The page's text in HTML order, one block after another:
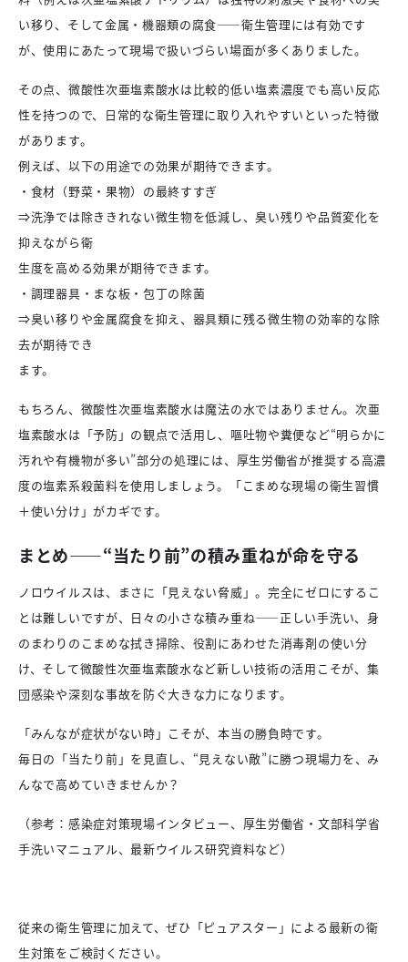
い移り、そして金属・機器類の腐食――衛生管理には有効です
が、使用にあたって現場で扱いづらい場面が多くありました。
その点、微酸性次亜塩素酸水は比較的低い塩素濃度でも高い反応
性を持つので、日常的な衛生管理に取り入れやすいといった特徴
があります。
例えば、以下の用途での効果が期待できます。
・食材（野菜・果物）の最終すすぎ
⇒洗浄では除ききれない微生物を低減し、臭い残りや品質変化を
抑えながら衛
生度を高める効果が期待できます。
・調理器具・まな板・包丁の除菌
⇒臭い移りや金属腐食を抑え、器具類に残る微生物の効率的な除
去が期待でき
ます。
もちろん、微酸性次亜塩素酸水は魔法の水ではありません。次亜
塩素酸水は「予防」の観点で活用し、嘔吐物や糞便など“明らかに
汚れや有機物が多い”部分の処理には、厚生労働省が推奨する高濃
度の塩素系殺菌料を使用しましょう。「こまめな現場の衛生習慣
＋使い分け」がカギです。
まとめ――“当たり前”の積み重ねが命を守る
ノロウイルスは、まさに「見えない脅威」。完全にゼロにするこ
とは難しいですが、日々の小さな積み重ね――正しい手洗い、身
のまわりのこまめな拭き掃除、役割にあわせた消毒剤の使い分
け、そして微酸性次亜塩素酸水など新しい技術の活用こそが、集
団感染や深刻な事故を防ぐ大きな力になります。
「みんなが症状がない時」こそが、本当の勝負時です。
毎日の「当たり前」を見直し、“見えない敵”に勝つ現場力を、み
んなで高めていきませんか？
（参考：感染症対策現場インタビュー、厚生労働省・文部科学省
手洗いマニュアル、最新ウイルス研究資料など）
従来の衛生管理に加えて、ぜひ「ピュアスター」による最新の衛
生対策をご検討ください。